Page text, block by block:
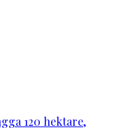
120 hektare,